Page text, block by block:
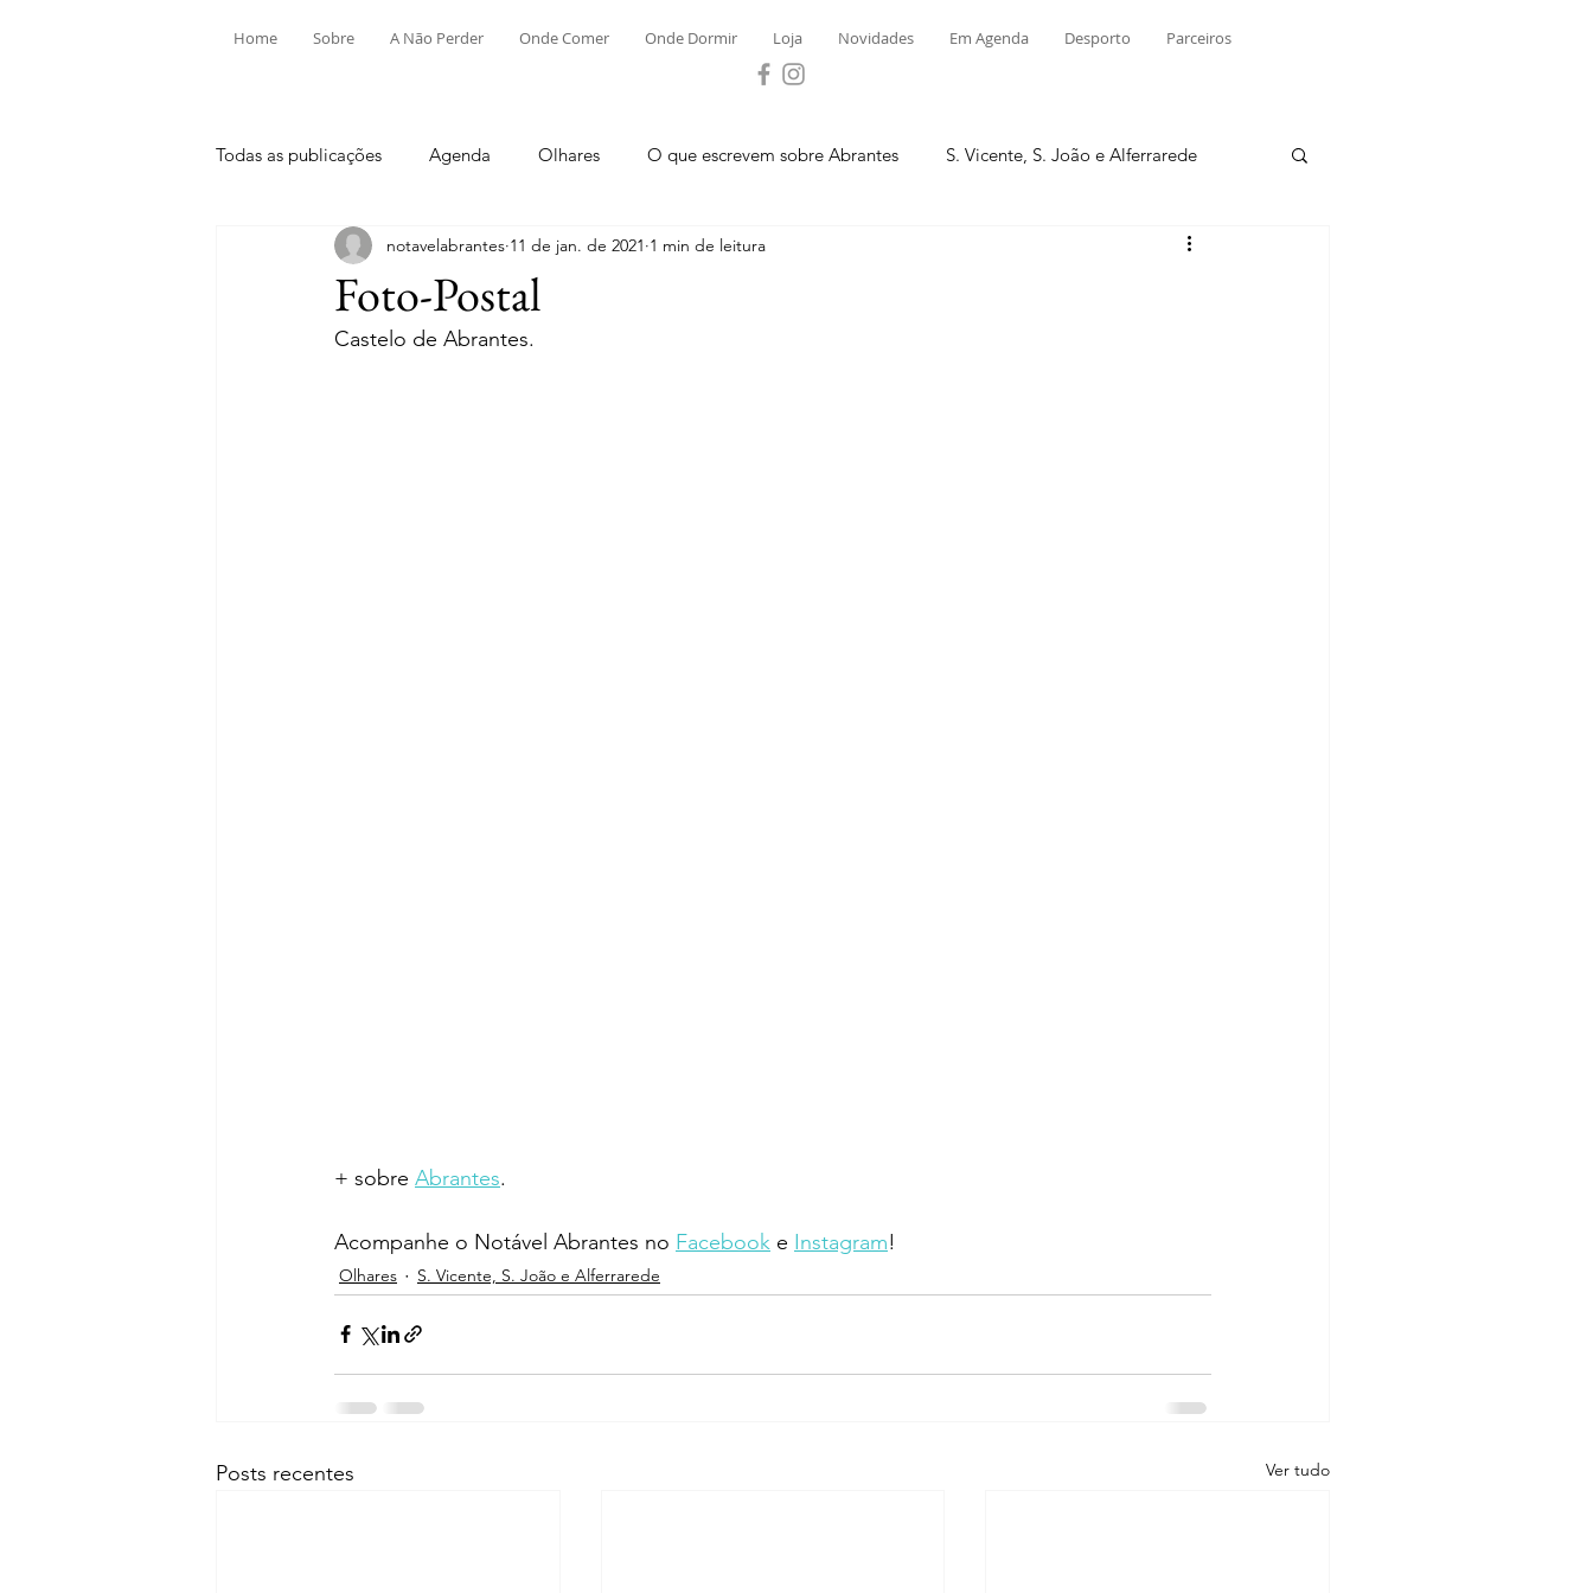
Home Sobre A Não Perder Onde Comer Onde Dormir Loja Novidades Em Agenda Desporto Parceiros
Todas as publicações Agenda Olhares O que escrevem sobre Abrantes S. Vicente, S. João e Alferrarede
Aldeia do Mato e Souto Alvega e Concavada Bemposta
Mouriscas Pego Rio de Moinhos
Foto-Postal
notavelabrantes 11 de jan. de 2021 1 min de leitura
Castelo de Abrantes.
+ sobre Abrantes.
Acompanhe o Notável Abrantes no Facebook e Instagram!
Olhares S. Vicente, S. João e Alferrarede
Posts recentes Ver tudo